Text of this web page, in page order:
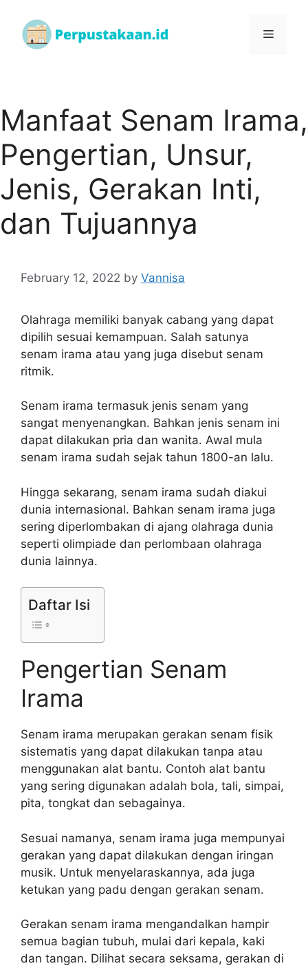
Manfaat Senam Irama,
Pengertian, Unsur,
Jenis, Gerakan Inti,
dan Tujuannya
February 12, 2022 by Vannisa
Olahraga memiliki banyak cabang yang dapat
dipilih sesuai kemampuan. Salah satunya
senam irama atau yang juga disebut senam
ritmik.
Senam irama termasuk jenis senam yang
sangat menyenangkan. Bahkan jenis senam ini
dapat dilakukan pria dan wanita. Awal mula
senam irama sudah sejak tahun 1800-an lalu.
Hingga sekarang, senam irama sudah diakui
dunia internasional. Bahkan senam irama juga
sering diperlombakan di ajang olahraga dunia
seperti olimpiade dan perlombaan olahraga
dunia lainnya.
Daftar Isi
Pengertian Senam
Irama
Senam irama merupakan gerakan senam fisik
sistematis yang dapat dilakukan tanpa atau
menggunakan alat bantu. Contoh alat bantu
yang sering digunakan adalah bola, tali, simpai,
pita, tongkat dan sebagainya.
Sesuai namanya, senam irama juga mempunyai
gerakan yang dapat dilakukan dengan iringan
musik. Untuk menyelaraskannya, ada juga
ketukan yang padu dengan gerakan senam.
Gerakan senam irama mengandalkan hampir
semua bagian tubuh, mulai dari kepala, kaki
dan tangan. Dilihat secara seksama, gerakan di